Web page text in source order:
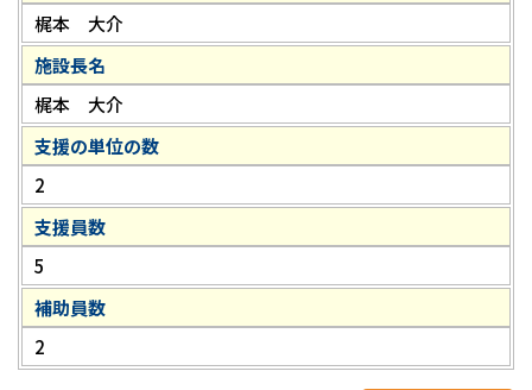
梶本 大介
施設長名
梶本 大介
支援の単位の数
2
支援員数
5
補助員数
2